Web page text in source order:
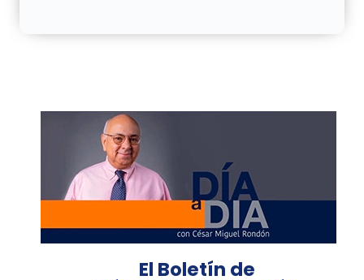
El Boletín de